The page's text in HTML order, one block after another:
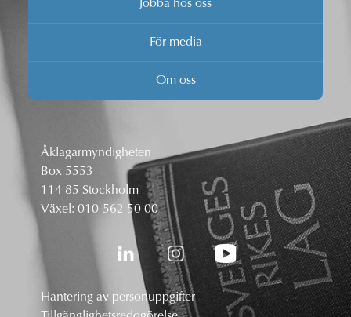
Jobba hos oss
För media
Om oss
Åklagarmyndigheten
Box 5553
114 85 Stockholm
Växel: 010-562 50 00
Hantering av personuppgifter